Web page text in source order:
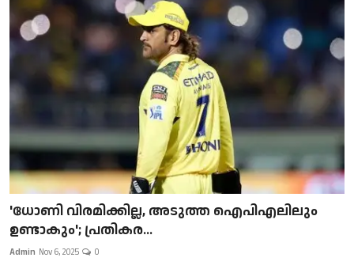
'ധോണി വിരമിക്കില്ല, അടുത്ത ഐപിഎലിലും
ഉണ്ടാകും'; പ്രതികര...
Admin Nov 6, 2025 0